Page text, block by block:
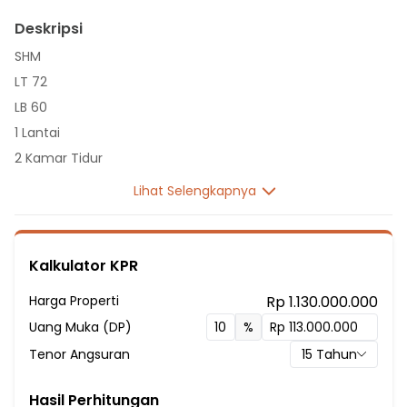
Deskripsi
SHM
LT 72
LB 60
1 Lantai
2 Kamar Tidur
Sumber Air PDAM
Hadap Selatan
8 menit ke SD Islam Mekar Jaya
9 menit ke SD Islam Raudhah BSD
10 menit ke SDN RAWA MEKAR JAYA
Lihat Selengkapnya
Kalkulator KPR
Harga Properti Rp 1.130.000.000
Uang Muka (DP)
%
Tenor Angsuran
15 Tahun
Hasil Perhitungan